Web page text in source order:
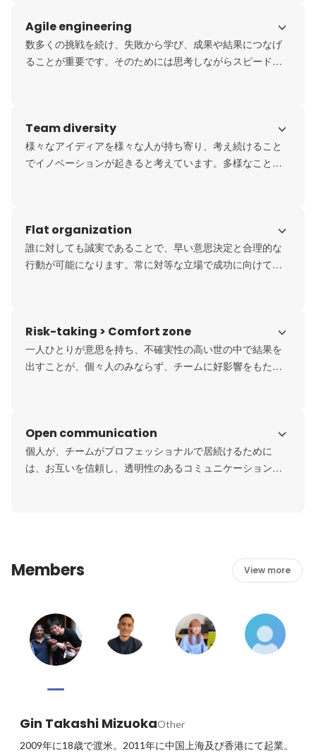
す。どんな提案、意思決定においても顧客の成功を第一に
挑戦し続けます。
Agile engineering
数多くの挑戦を続け、失敗から学び、成果や結果につなげ
ることが重要です。そのためには思考しながらスピードと
す。
Team diversity
様々なアイディアを様々な人が持ち寄り、考え続けること
でイノベーションが起きると考えています。多様なことに
Flat organization
誰に対しても誠実であることで、早い意思決定と合理的な
行動が可能になります。常に対等な立場で成功に向けて考
Risk-taking > Comfort zone
一人ひとりが意思を持ち、不確実性の高い世の中で結果を
出すことが、個々人のみならず、チームに好影響をもたら
や実績にコミットすることでミッションの達成を目指しま
す。
Open communication
個人が、チームがプロフェッショナルで居続けるために
は、お互いを信頼し、透明性のあるコミュニケーションを
Members View more
Gin Takashi MizuokaOther
2009年に18歳で渡米。2011年に中国上海及び香港にて起業。